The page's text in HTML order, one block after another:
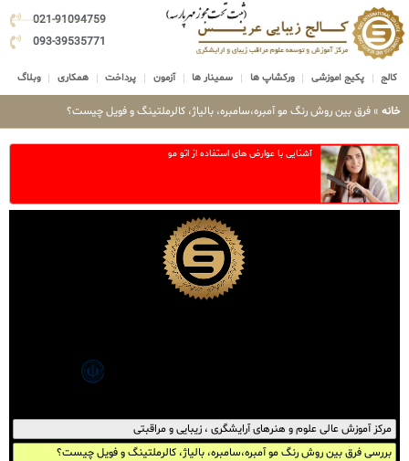
021-91094759
093-39535771
کالج پکیج اموزشی ورکشاپ ها سمینار ها آزمون پرداخت همکاری وبلاگ
خانه » فرق بین روش رنگ مو آمبره،سامبره، بالیاژ، کالرملتینگ و فویل چیست؟
آشنایی با عوارض های استفاده از اتو مو
مرکز آموزش عالی علوم و هنرهای آرایشگری ، زیبایی و مراقبتی
بررسی فرق بین روش رنگ مو آمبره،سامبره، بالیاژ، کالرملتینگ و فویل چیست؟